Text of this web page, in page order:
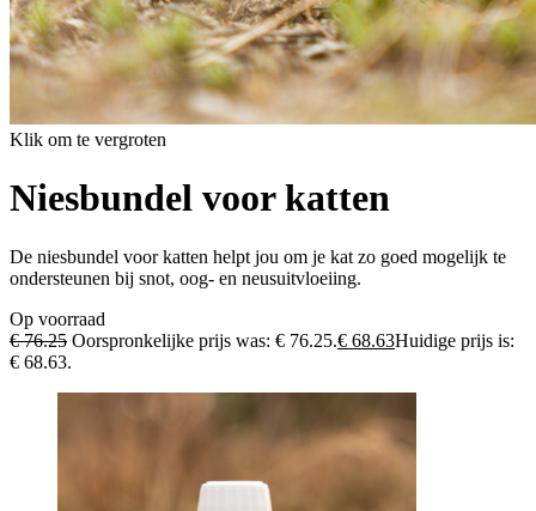
Klik om te vergroten
Niesbundel voor katten
De niesbundel voor katten helpt jou om je kat zo goed mogelijk te
ondersteunen bij snot, oog- en neusuitvloeiing.
Op voorraad
€76.25 Oorspronkelijke prijs was: € 76.25.€ 68.63Huidige prijs is:
€ 68.63.